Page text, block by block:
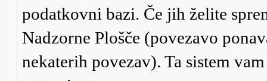
podatkovni bazi. Če jih želite
Nadzorne Plošče (povezavo
nekaterih povezav). Ta sistem